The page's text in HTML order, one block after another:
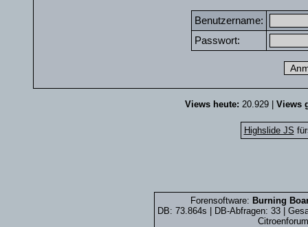
Benutzername:
Passwort:
Views heute: 20.929 | Views
Highslide JS
Forensoftware: Burning
DB: 73.864s | DB-Abfragen: 33 |